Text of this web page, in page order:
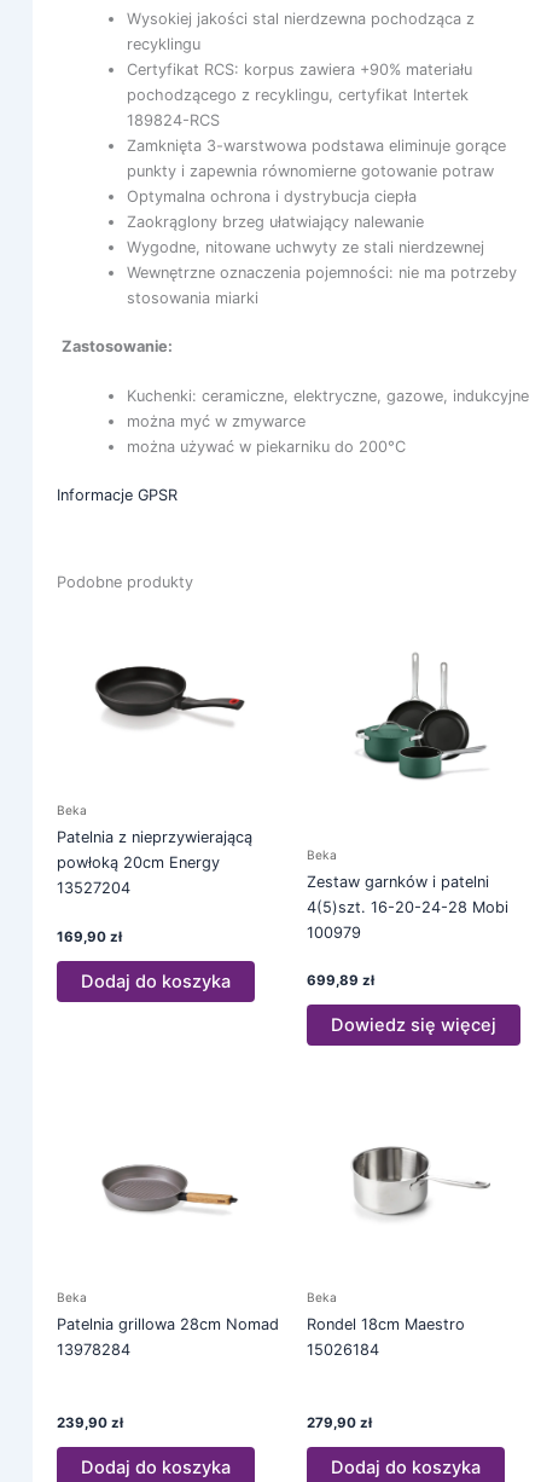
Wysokiej jakości stal nierdzewna pochodząca z
recyklingu
Certyfikat RCS: korpus zawiera +90% materiału
pochodzącego z recyklingu, certyfikat Intertek
189824-RCS
Zamknięta 3-warstwowa podstawa eliminuje gorące
punkty i zapewnia równomierne gotowanie potraw
Optymalna ochrona i dystrybucja ciepła
Zaokrąglony brzeg ułatwiający nalewanie
Wygodne, nitowane uchwyty ze stali nierdzewnej
Wewnętrzne oznaczenia pojemności: nie ma potrzeby
stosowania miarki
Zastosowanie:
Kuchenki: ceramiczne, elektryczne, gazowe, indukcyjne
można myć w zmywarce
można używać w piekarniku do 200°C
Informacje GPSR
Podobne produkty
Beka
Patelnia z nieprzywierającą
powłoką 20cm Energy
13527204
169,90 zł
Dodaj do koszyka
Beka
Zestaw garnków i patelni
4(5)szt. 16-20-24-28 Mobi
100979
699,89 zł
Dowiedz się więcej
Beka
Patelnia grillowa 28cm Nomad
13978284
239,90 zł
Dodaj do koszyka
Beka
Rondel 18cm Maestro
15026184
279,90 zł
Dodaj do koszyka